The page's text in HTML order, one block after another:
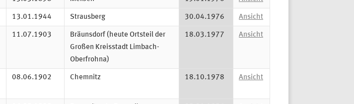
13.01.1944 Strausberg 30.04.1976 Ansicht
11.07.1903
Bräunsdorf (heute Ortsteil der
Großen Kreisstadt Limbach-
Oberfrohna)
18.03.1977 Ansicht
08.06.1902 Chemnitz 18.10.1978 Ansicht